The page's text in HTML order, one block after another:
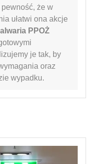
pewność, że w
ułatwi ona akcje
PPOŻ
je tak, by
oraz
wypadku.